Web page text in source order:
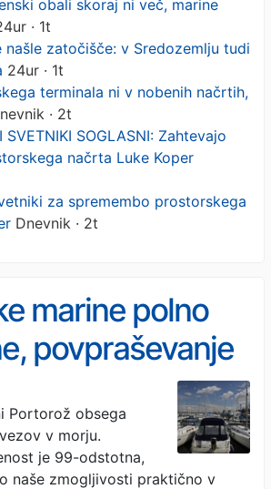
obali skoraj ni več, marine
· 1t
našle zatočišče: v Sredozemlju tudi
24ur · 1t
terminala ni v nobenih načrtih,
· 2t
SVETNIKI SOGLASNI: Zahtevajo
načrta Luke Koper
za spremembo prostorskega
Dnevnik · 2t
marine polno
povpraševanje
veliko
Portorož obsega
v morju.
je 99-odstotna,
naše zmogljivosti praktično v